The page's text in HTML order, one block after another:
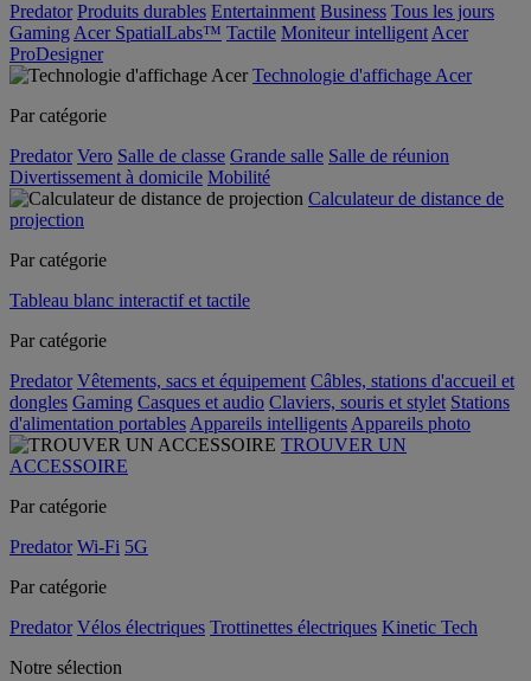
Predator Produits durables Entertainment Business Tous les jours
Gaming Acer SpatialLabs™ Tactile Moniteur intelligent Acer
ProDesigner
Technologie d'affichage Acer
Par catégorie
Predator Vero Salle de classe Grande salle Salle de réunion
Divertissement à domicile Mobilité
Calculateur de distance de
projection
Par catégorie
Tableau blanc interactif et tactile
Par catégorie
Predator Vêtements, sacs et équipement Câbles, stations d'accueil et
dongles Gaming Casques et audio Claviers, souris et stylet Stations
d'alimentation portables Appareils intelligents Appareils photo
TROUVER UN
ACCESSOIRE
Par catégorie
Predator Wi-Fi 5G
Par catégorie
Predator Vélos électriques Trottinettes électriques Kinetic Tech
Notre sélection